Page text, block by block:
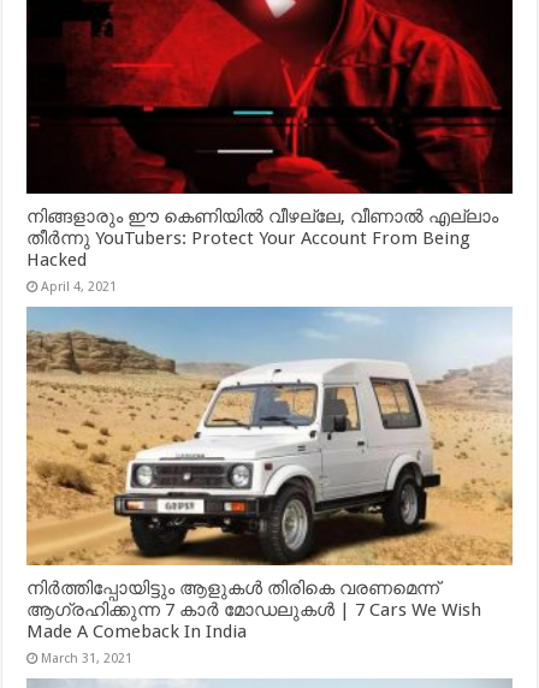
നിങ്ങളാരും ഈ കെണിയിൽ വീഴല്ലേ, വീണാൽ എല്ലാം
തീർന്നു YouTubers: Protect Your Account From Being
Hacked
April 4, 2021
നിർത്തിപ്പോയിട്ടും ആളുകൾ തിരികെ വരണമെന്ന്
ആഗ്രഹിക്കുന്ന 7 കാർ മോഡലുകൾ | 7 Cars We Wish
Made A Comeback In India
March 31, 2021